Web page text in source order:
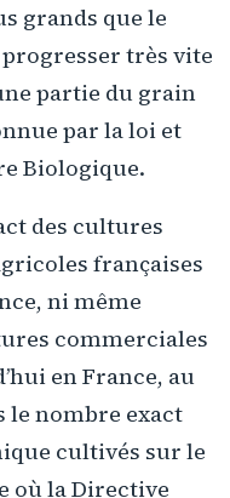
grands que le
très vite
partie du grain
par la loi et
Biologique.
des cultures
françaises
ni même
commerciales
en France, au
le nombre exact
cultivés sur le
où la Directive